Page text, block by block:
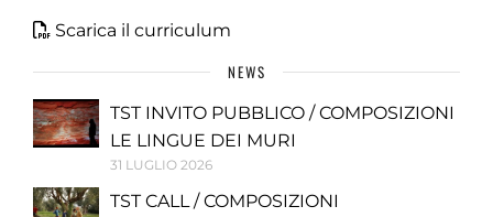
Scarica il curriculum
NEWS
TST INVITO PUBBLICO / COMPOSIZIONI
LE LINGUE DEI MURI
31 LUGLIO 2026
TST CALL / COMPOSIZIONI